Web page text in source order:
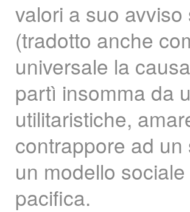
valori a suo
(tradotto anche
universale la
partì insomma da
utilitaristiche,
contrappore ad
un modello
pacifica.